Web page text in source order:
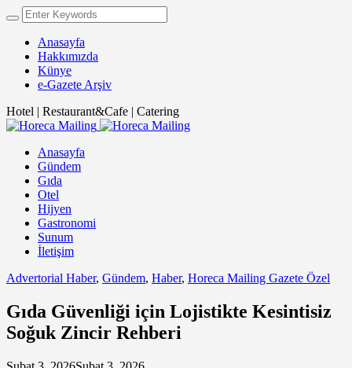
Anasayfa
Hakkımızda
Künye
e-Gazete Arşiv
Hotel | Restaurant&Cafe | Catering
Anasayfa
Gündem
Gıda
Otel
Hijyen
Gastronomi
Sunum
İletişim
Advertorial Haber, Gündem, Haber, Horeca Mailing Gazete Özel
Gıda Güvenliği için Lojistikte Kesintisiz
Soğuk Zincir Rehberi